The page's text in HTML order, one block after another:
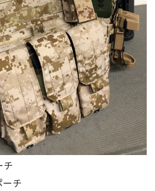
チ
ーチ